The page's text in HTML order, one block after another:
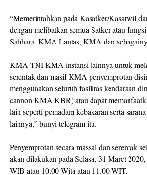
“Memerintahkan pada Kasatker/Kasatwil
dengan melibatkan semua Satker atau
Sabhara, KMA Lantas, KMA dan
KMA TNI KMA instansi lainnya untuk
serentak dan masif KMA penyemprotan
menggunakan seluruh fasilitas kendaraan
cannon KMA KBR) atau dapat
lain seperti pemadam kebakaran serta
lainnya,” bunyi telegram itu.
Penyemprotan secara massal dan serentak
akan dilakukan pada Selasa, 31 Maret
WIB atau 10.00 Wita atau 11.00 WIT.